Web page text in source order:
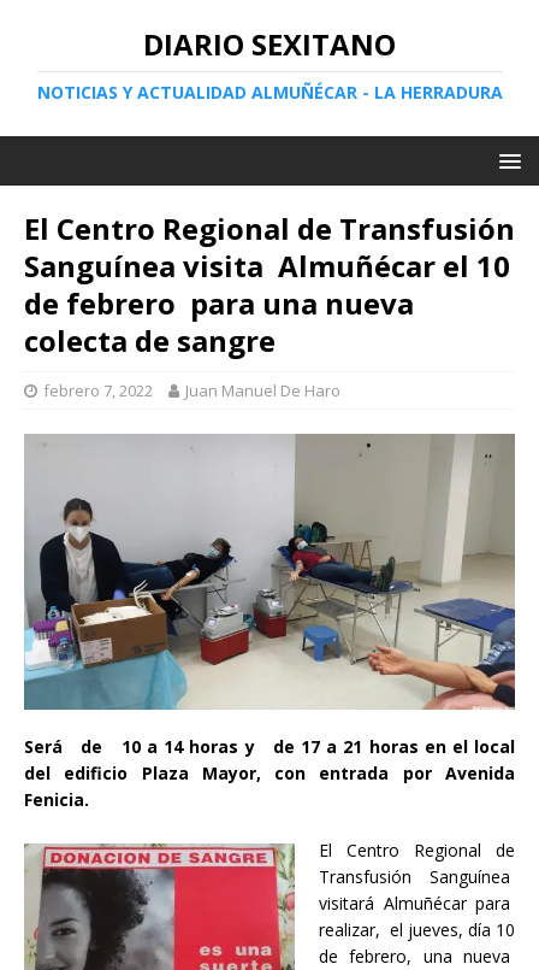
DIARIO SEXITANO
NOTICIAS Y ACTUALIDAD ALMUÑÉCAR - LA HERRADURA
El Centro Regional de Transfusión
Sanguínea visita Almuñécar el 10
de febrero para una nueva
colecta de sangre
febrero 7, 2022 Juan Manuel De Haro
Será de 10 a 14 horas y de 17 a 21 horas en el local
del edificio Plaza Mayor, con entrada por Avenida
Fenicia.
El Centro Regional de
Transfusión Sanguínea
visitará Almuñécar para
realizar, el jueves, día 10
de febrero, una nueva